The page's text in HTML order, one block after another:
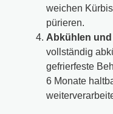
weichen
pürieren.
Abkühlen
vollständig
gefrierfeste
6 Monate